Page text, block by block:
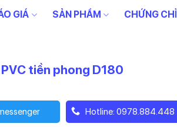
GIÁ SẢN PHẨM CHỨNG CHỈ
tiền phong D180
Hotline: 0978.884.448